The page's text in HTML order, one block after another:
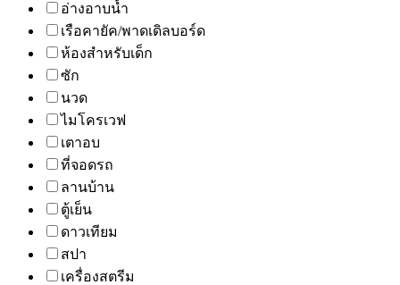
อ่างอาบน้ำ
เรือคายัค/พาดเดิลบอร์ด
ห้องสำหรับเด็ก
ซัก
นวด
ไมโครเวฟ
เตาอบ
ที่จอดรถ
ลานบ้าน
ตู้เย็น
ดาวเทียม
สปา
เครื่องสตรีม